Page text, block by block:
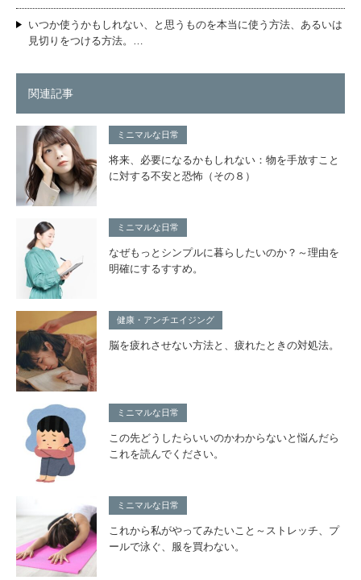
いつか使うかもしれない、と思うものを本当に使う方法、あるいは
見切りをつける方法。…
関連記事
ミニマルな日常
将来、必要になるかもしれない：物を手放すこと
に対する不安と恐怖（その８）
ミニマルな日常
なぜもっとシンプルに暮らしたいのか？～理由を
明確にするすすめ。
健康・アンチエイジング
脳を疲れさせない方法と、疲れたときの対処法。
ミニマルな日常
この先どうしたらいいのかわからないと悩んだら
これを読んでください。
ミニマルな日常
これから私がやってみたいこと～ストレッチ、プ
ールで泳ぐ、服を買わない。